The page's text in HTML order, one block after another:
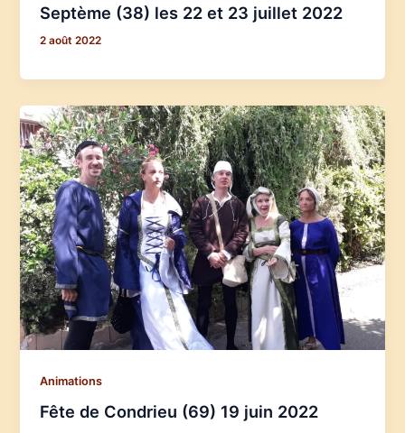
Septème (38) les 22 et 23 juillet 2022
2 août 2022
Animations
Fête de Condrieu (69) 19 juin 2022